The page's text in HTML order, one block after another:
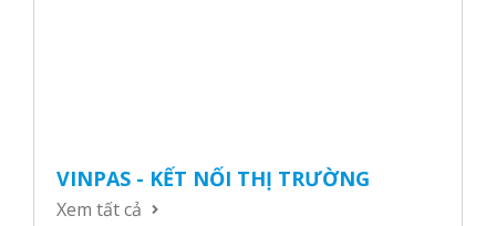
VINPAS - KẾT NỐI THỊ TRƯỜNG
Xem tất cả